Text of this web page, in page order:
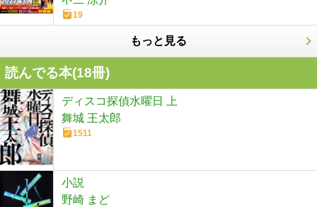
19
もっと見る
読んでる本(18冊)
ディスコ探偵水曜日 上
舞城 王太郎
1511
小説
野崎 まど